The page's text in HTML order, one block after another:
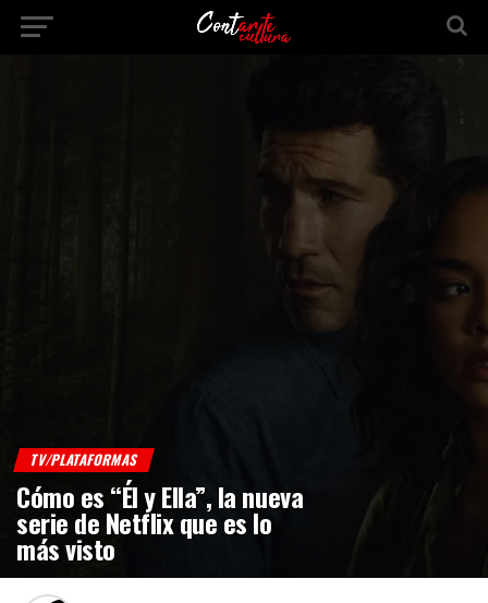
TV/PLATAFORMAS
Cómo es “Él y Ella”, la nueva
serie de Netflix que es lo
más visto